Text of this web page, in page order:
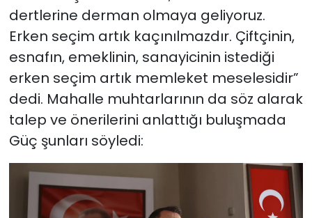
dertlerine derman olmaya geliyoruz.
Erken seçim artık kaçınılmazdır. Çiftçinin,
esnafın, emeklinin, sanayicinin istediği
erken seçim artık memleket meselesidir”
dedi. Mahalle muhtarlarının da söz alarak
talep ve önerilerini anlattığı buluşmada
Güç şunları söyledi: